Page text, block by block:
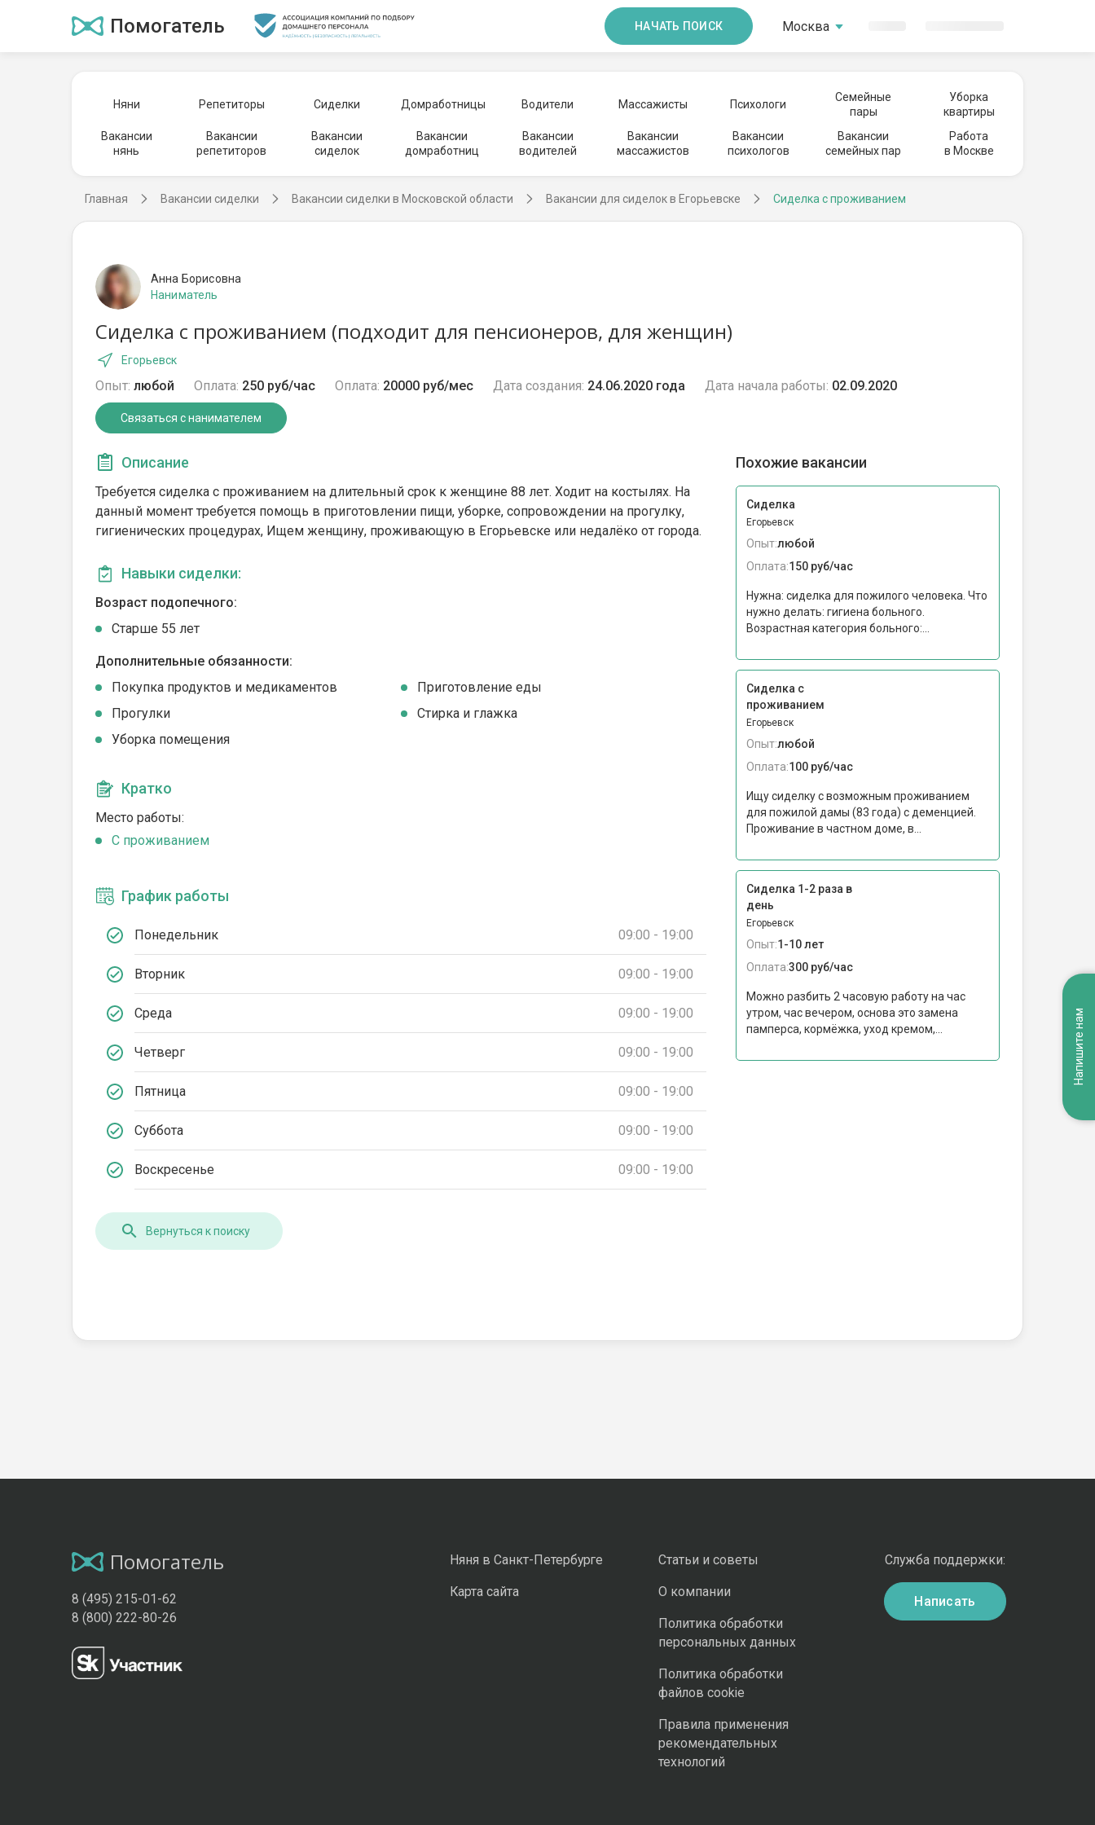
Помогатель НАЧАТЬ ПОИСК Москва
Няни Репетиторы Сиделки Домработницы Водители Массажисты Психологи
Семейные
пары
Уборка
квартиры
Вакансии
нянь
Вакансии
репетиторов
Вакансии
сиделок
Вакансии
домработниц
Вакансии
водителей
Вакансии
массажистов
Вакансии
психологов
Вакансии
семейных пар
Работа
в Москве
Главная Вакансии сиделки Вакансии сиделки в Московской области Вакансии для сиделок в Егорьевске Сиделка с проживанием
Анна Борисовна
Наниматель
Сиделка с проживанием (подходит для пенсионеров, для женщин)
Егорьевск
Опыт: любой Оплата: 250 руб/час Оплата: 20000 руб/мес Дата создания: 24.06.2020 года Дата начала работы: 02.09.2020
Связаться с нанимателем
Описание
Требуется сиделка с проживанием на длительный срок к женщине 88 лет. Ходит на костылях. На
данный момент требуется помощь в приготовлении пищи, уборке, сопровождении на прогулку,
гигиенических процедурах, Ищем женщину, проживающую в Егорьевске или недалёко от города.
Навыки сиделки:
Возраст подопечного:
Cтарше 55 лет
Дополнительные обязанности:
Покупка продуктов и медикаментов
Приготовление еды
Прогулки
Стирка и глажка
Уборка помещения
Кратко
Место работы:
C проживанием
График работы
Понедельник 09:00 - 19:00
Вторник 09:00 - 19:00
Среда 09:00 - 19:00
Четверг 09:00 - 19:00
Пятница 09:00 - 19:00
Суббота 09:00 - 19:00
Воскресенье 09:00 - 19:00
Похожие вакансии
Сиделка
Егорьевск
Опыт:любой
Оплата:150 руб/час
Нужна: сиделка для пожилого человека. Что
нужно делать: гигиена больного.
Возрастная категория больного:...
Сиделка с
проживанием
Егорьевск
Опыт:любой
Оплата:100 руб/час
Ищу сиделку с возможным проживанием
для пожилой дамы (83 года) с деменцией.
Проживание в частном доме, в...
Сиделка 1-2 раза в
день
Егорьевск
Опыт:1-10 лет
Оплата:300 руб/час
Можно разбить 2 часовую работу на час
утром, час вечером, основа это замена
памперса, кормёжка, уход кремом,...
Вернуться к поиску
Помогатель
8 (495) 215-01-62
8 (800) 222-80-26
Няня в Санкт-Петербурге
Карта сайта
Статьи и советы
О компании
Политика обработки
персональных данных
Политика обработки
файлов cookie
Правила применения
рекомендательных
технологий
Служба поддержки:
Написать
Напишите нам